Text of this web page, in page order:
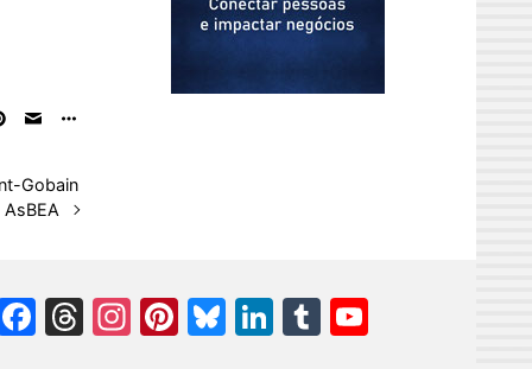
Gobain
AsBEA
Facebook
Threads
Instagram
Pinterest
Bluesky
LinkedIn
Tumblr